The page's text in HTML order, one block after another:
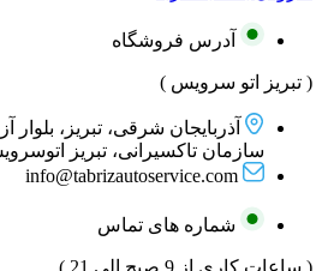
آدرس فروشگاه
( تبریز اتو سرویس )
آذربایجان شرقی، تبریز،
سازمان تاکسیرانی، تبریز
info@tabrizautoservice.com
شماره های تماس
( ساعات کاری از 9 صبح الی 21 )